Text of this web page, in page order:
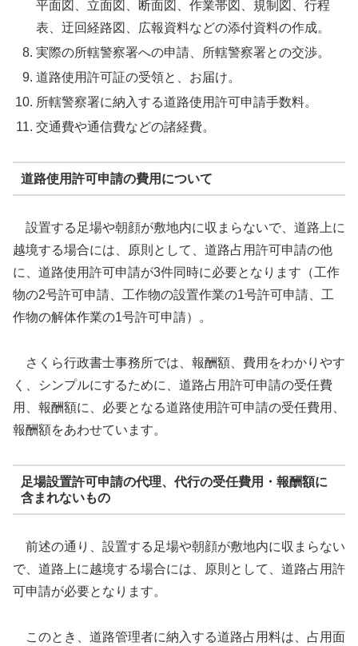
平面図、立面図、断面図、作業帯図、規制図、行程
表、迂回経路図、広報資料などの添付資料の作成。
実際の所轄警察署への申請、所轄警察署との交渉。
道路使用許可証の受領と、お届け。
所轄警察署に納入する道路使用許可申請手数料。
交通費や通信費などの諸経費。
道路使用許可申請の費用について
設置する足場や朝顔が敷地内に収まらないで、道路上に
越境する場合には、原則として、道路占用許可申請の他
に、道路使用許可申請が3件同時に必要となります（工作
物の2号許可申請、工作物の設置作業の1号許可申請、工
作物の解体作業の1号許可申請）。
さくら行政書士事務所では、報酬額、費用をわかりやす
く、シンプルにするために、道路占用許可申請の受任費
用、報酬額に、必要となる道路使用許可申請の受任費用、
報酬額をあわせています。
足場設置許可申請の代理、代行の受任費用・報酬額に
含まれないもの
前述の通り、設置する足場や朝顔が敷地内に収まらない
で、道路上に越境する場合には、原則として、道路占用許
可申請が必要となります。
このとき、道路管理者に納入する道路占用料は、占用面